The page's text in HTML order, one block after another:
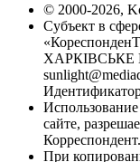
© 2000-2026,
Субъект в
ХАРКІВСЬКЕ
сайте,
При